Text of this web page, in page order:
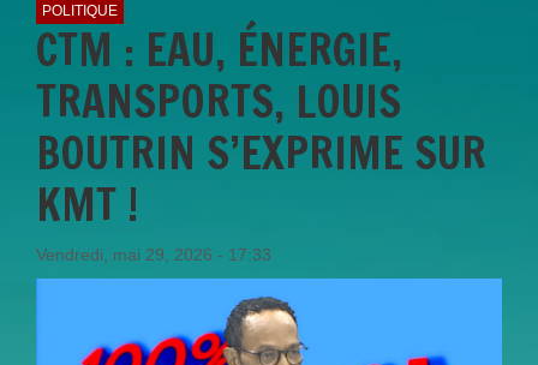
POLITIQUE
CTM : EAU, ÉNERGIE,
TRANSPORTS, LOUIS
BOUTRIN S’EXPRIME SUR
KMT !
Vendredi, mai 29, 2026 - 17:33